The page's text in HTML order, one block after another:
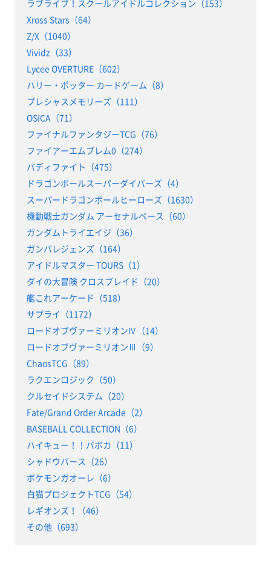
ラブライブ！スクールアイドルコレクション（153）
Xross Stars（64）
Z/X（1040）
Vividz（33）
Lycee OVERTURE（602）
ハリー・ポッター カードゲーム（8）
プレシャスメモリーズ（111）
OSICA（71）
ファイナルファンタジーTCG（76）
ファイアーエムブレム0（274）
バディファイト（475）
ドラゴンボールスーパーダイバーズ（4）
スーパードラゴンボールヒーローズ（1630）
機動戦士ガンダム アーセナルベース（60）
ガンダムトライエイジ（36）
ガンバレジェンズ（164）
アイドルマスター TOURS（1）
ダイの大冒険 クロスブレイド（20）
艦これアーケード（518）
サプライ（1172）
ロードオブヴァーミリオンⅣ（14）
ロードオブヴァーミリオンⅢ（9）
ChaosTCG（89）
ラクエンロジック（50）
クルセイドシステム（20）
Fate/Grand Order Arcade（2）
BASEBALL COLLECTION（6）
ハイキュー！！バボカ（11）
シャドウバース（26）
ポケモンガオーレ（6）
白猫プロジェクトTCG（54）
レギオンズ！（46）
その他（693）